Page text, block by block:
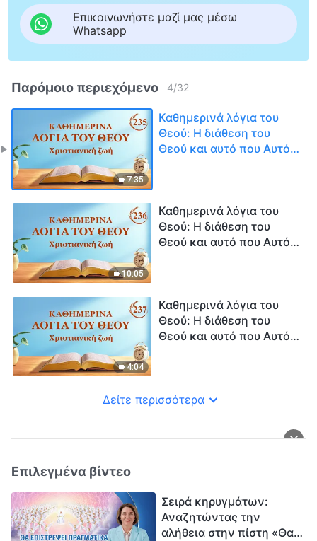
Επικοινωνήστε μαζί μας μέσω
Whatsapp
Παρόμοιο περιεχόμενο 4/32
7:35
Καθημερινά λόγια του
Θεού: Η διάθεση του
Θεού και αυτό που Αυτός
10:05
Καθημερινά λόγια του
Θεού: Η διάθεση του
Θεού και αυτό που Αυτός
4:04
Καθημερινά λόγια του
Θεού: Η διάθεση του
Θεού και αυτό που Αυτός
Δείτε περισσότερα
Επιλεγμένα βίντεο
Σειρά κηρυγμάτων:
Αναζητώντας την
αλήθεια στην πίστη «Θα